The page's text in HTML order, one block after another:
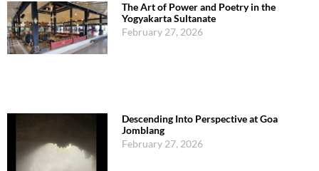
The Art of Power and Poetry in the
Yogyakarta Sultanate
February 27, 2026
Descending Into Perspective at Goa
Jomblang
February 27, 2026